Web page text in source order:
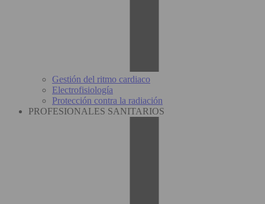
Gestión del ritmo cardiaco
Electrofisiología
Protección contra la radiación
PROFESIONALES SANITARIOS